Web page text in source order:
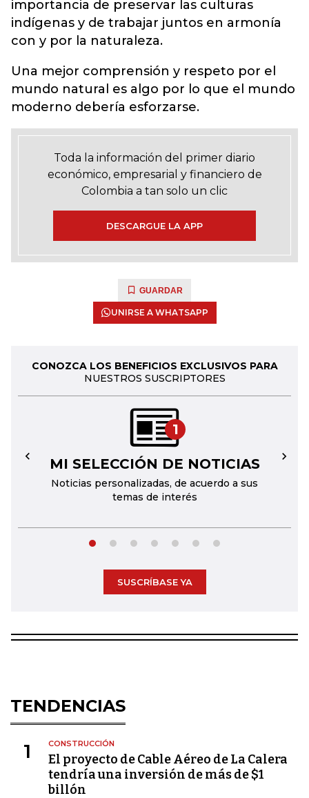
importancia de preservar las culturas
indígenas y de trabajar juntos en armonía
con y por la naturaleza.
Una mejor comprensión y respeto por el
mundo natural es algo por lo que el mundo
moderno debería esforzarse.
Toda la información del primer diario
económico, empresarial y financiero de
Colombia a tan solo un clic
DESCARGUE LA APP
GUARDAR
UNIRSE A WHATSAPP
CONOZCA LOS BENEFICIOS EXCLUSIVOS PARA
NUESTROS SUSCRIPTORES
1
MI SELECCIÓN DE NOTICIAS
Noticias personalizadas, de acuerdo a sus
temas de interés
← →
SUSCRÍBASE YA
TENDENCIAS
1 CONSTRUCCIÓN
El proyecto de Cable Aéreo de La Calera
tendría una inversión de más de $1
billón